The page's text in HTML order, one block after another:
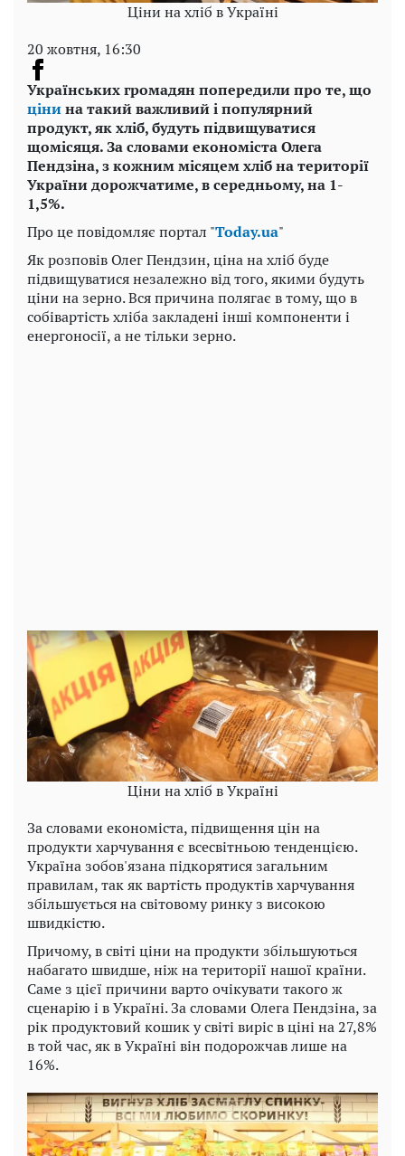
Ціни на хліб в Україні
20 жовтня, 16:30
Українських громадян попередили про те, що
цінина такий важливий і популярний
продукт, як хліб, будуть підвищуватися
щомісяця. За словами економіста Олега
Пендзіна, з кожним місяцем хліб на території
України дорожчатиме, в середньому, на 1-
1,5%.
Про це повідомляє портал "Today.ua"
Як розповів Олег Пендзин, ціна на хліб буде
підвищуватися незалежно від того, якими будуть
ціни на зерно. Вся причина полягає в тому, що в
собівартість хліба закладені інші компоненти і
енергоносії, а не тільки зерно.
Ціни на хліб в Україні
За словами економіста, підвищення цін на
продукти харчування є всесвітньою тенденцією.
Україна зобов'язана підкорятися загальним
правилам, так як вартість продуктів харчування
збільшується на світовому ринку з високою
швидкістю.
Причому, в світі ціни на продукти збільшуються
набагато швидше, ніж на території нашої країни.
Саме з цієї причини варто очікувати такого ж
сценарію і в Україні. За словами Олега Пендзіна, за
рік продуктовий кошик у світі виріс в ціні на 27,8%
в той час, як в Україні він подорожчав лише на
16%.